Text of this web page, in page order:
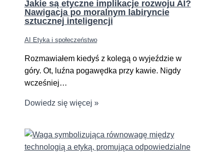
Jakie są etyczne implikacje rozwoju AI?
Nawigacja po moralnym labiryncie
sztucznej inteligencji
AI Etyka i społeczeństwo
Rozmawiałem kiedyś z kolegą o wyjeździe w
góry. Ot, luźna pogawędka przy kawie. Nigdy
wcześniej…
Dowiedz się więcej »